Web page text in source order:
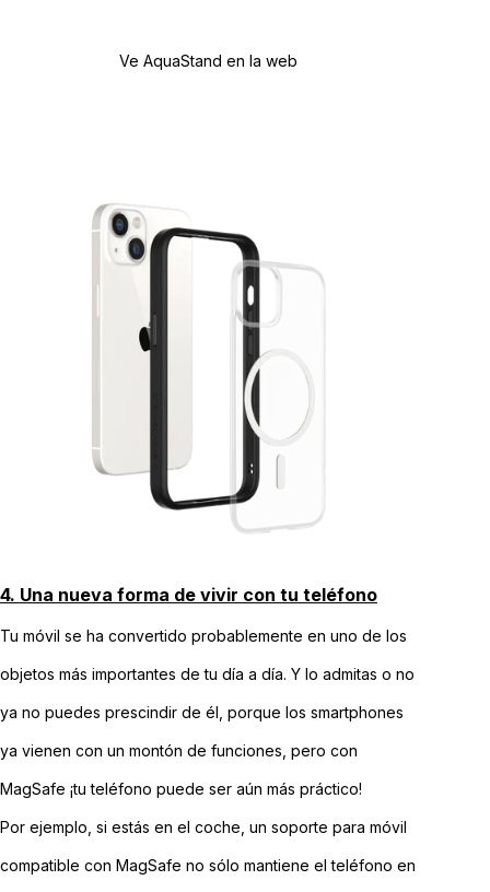
Ve AquaStand en la web
4. Una nueva forma de vivir con tu teléfono
Tu móvil se ha convertido probablemente en uno de los
objetos más importantes de tu día a día. Y lo admitas o no
ya no puedes prescindir de él, porque los smartphones
ya vienen con un montón de funciones, pero con
MagSafe ¡tu teléfono puede ser aún más práctico!
Por ejemplo, si estás en el coche, un soporte para móvil
compatible con MagSafe no sólo mantiene el teléfono en